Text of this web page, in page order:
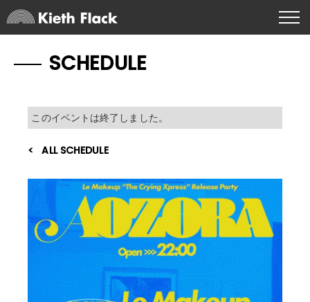
SCHEDULE
このイベントは終了しました。
ALL SCHEDULE